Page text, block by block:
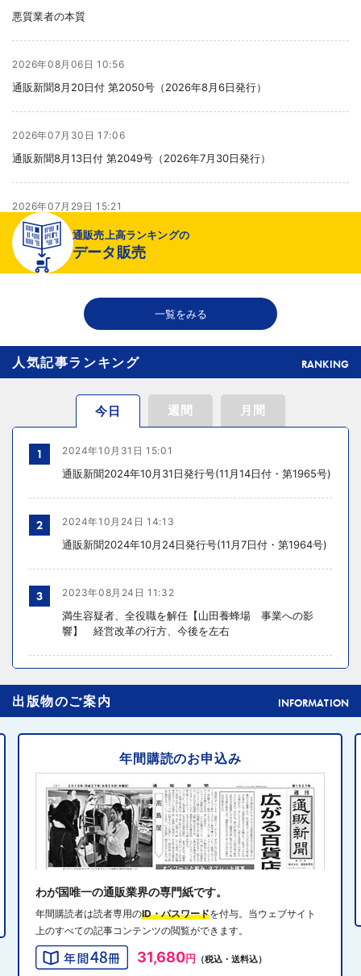
悪質業者の本質
2026年08月06日 10:56
通販新聞8月20日付 第2050号（2026年8月6日発行）
2026年07月30日 17:06
通販新聞8月13日付 第2049号（2026年7月30日発行）
2026年07月29日 15:21
より健全な売り場へ
2026年07月29日 15:20
千趣会が新インナーブランド開発、締め付け感のない着心地へ
通販売上高ランキングの
データ販売
一覧をみる
人気記事ランキング RANKING
今日 週間 月間
1 2024年10月31日 15:01
通販新聞2024年10月31日発行号(11月14日付・第1965号)
2 2024年10月24日 14:13
通販新聞2024年10月24日発行号(11月7日付・第1964号)
3 2023年08月24日 11:32
満生容疑者、全役職を解任【山田養蜂場 事業への影
響】 経営改革の行方、今後を左右
4
元ディノスの石川森生氏、ECのプロフェッショナルらの
共助型ネットワーク組織立ち上げ
2024年10月31日 14:10
消費者庁、美容液通販に特定商取引法違反で9カ月の業務
停止命令
2024年10月31日 14:32
り込み
2024年10月31日 13:40
QVCジャパンがゾゾと”コーデ対決”、”千葉愛”テーマにフ
出版物のご案内 INFORMATION
年間購読のお申込み
わが国唯一の通販業界の専門紙です。
年間購読者は読者専用のID・パスワードを付与。当ウェブサイト
上のすべての記事コンテンツの閲覧ができます。
31,680円 （税込・送料込）